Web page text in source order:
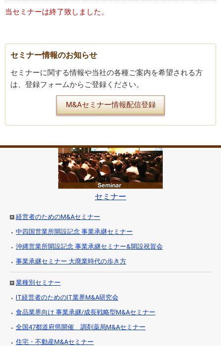
当セミナーは終了致しました。
セミナー情報のお知らせ
セミナーに関する情報や当社の各種ご案内を希望される方
は、登録フォームからご登録ください。
M&Aセミナー情報配信登録
セミナー
経営者のためのM&Aセミナー
中四国営業所開設記念 事業承継セミナー
沖縄営業所開設記念 事業承継セミナー&開設祝賀会
事業承継セミナー 大廃業時代の歩き方
業種別セミナー
IT経営者のためのIT業界M&A研究会
食品業界向け 事業承継/成長戦略型M&Aセミナー
全国47都道府県開催 調剤薬局M&Aセミナー
住宅・不動産M&Aセミナー